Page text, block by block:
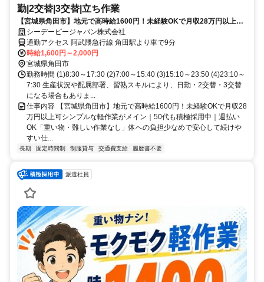
勤|2交替|3交替|立ち作業
【宮城県角田市】地元で高時給1600円！未経験OKで月収28万円以上可
シンプルな軽作業がメイン｜50代も積極採用中｜週払いOK「重い物・
難しい作業なし」体への負担少なめで安心して続けやすい仕事
シーデーピージャパン株式会社
通勤アクセス 阿武隈急行線 角田駅より車で9分
時給1,600円～2,000円
宮城県角田市
勤務時間 (1)8:30～17:30 (2)7:00～15:40 (3)15:10～23:50 (4)23:10～
7:30 生産状況や配属部署、習熟スキルにより、日勤・2交替・3交替
になる場合もありま...
仕事内容 【宮城県角田市】地元で高時給1600円！未経験OKで月収28
万円以上可シンプルな軽作業がメイン｜50代も積極採用中｜週払い
OK「重い物・難しい作業なし」体への負担少なめで安心して続けや
すい仕...
長期 固定時間制 制服貸与 交通費支給 履歴書不要
派遣社員